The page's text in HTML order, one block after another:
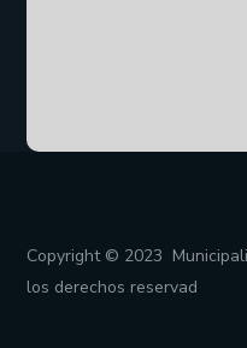
Copyright © 2023
los derechos reservad